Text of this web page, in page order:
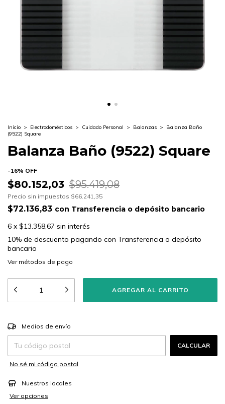
Inicio > Electrodomésticos > Cuidado Personal > Balanzas >
Balanza Baño
(9522) Square
Balanza Baño (9522) Square
-16% OFF
$80.152,03 $95.419,08
Precio sin impuestos $66.241,35
$72.136,83 con Transferencia o depósito bancario
6 x $13.358,67 sin interés
10% de descuento pagando con Transferencia o depósito
bancario
Ver más detalles
Entregas para el CP:
Medios de envío
CALCULAR
No sé mi código postal
Nuestros locales
Ver opciones